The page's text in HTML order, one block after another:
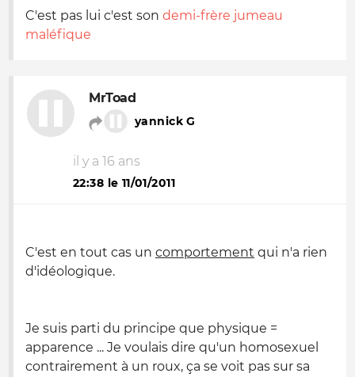
C'est pas lui c'est son demi-frère jumeau
maléfique
MrToad
yannick G
il y a 16 ans
22:38 le 11/01/2011
C'est en tout cas un comportement qui n'a rien
d'idéologique.
Je suis parti du principe que physique =
apparence ... Je voulais dire qu'un homosexuel
contrairement à un roux, ça se voit pas sur sa